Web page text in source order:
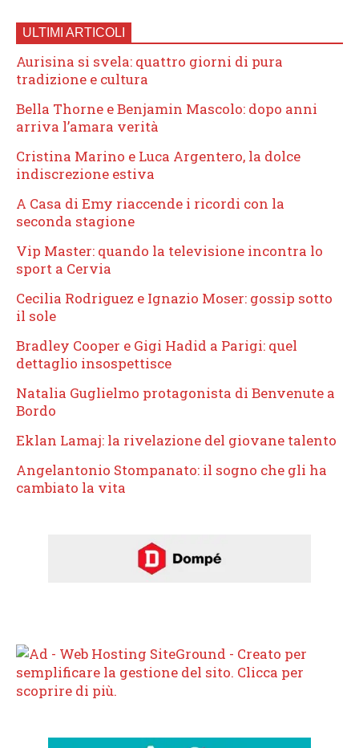
ULTIMI ARTICOLI
Aurisina si svela: quattro giorni di pura
tradizione e cultura
Bella Thorne e Benjamin Mascolo: dopo anni
arriva l’amara verità
Cristina Marino e Luca Argentero, la dolce
indiscrezione estiva
A Casa di Emy riaccende i ricordi con la
seconda stagione
Vip Master: quando la televisione incontra lo
sport a Cervia
Cecilia Rodriguez e Ignazio Moser: gossip sotto
il sole
Bradley Cooper e Gigi Hadid a Parigi: quel
dettaglio insospettisce
Natalia Guglielmo protagonista di Benvenute a
Bordo
Eklan Lamaj: la rivelazione del giovane talento
Angelantonio Stompanato: il sogno che gli ha
cambiato la vita